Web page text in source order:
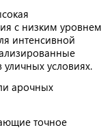
с низким уровнем
интенсивной
условиях.
арочных
точное